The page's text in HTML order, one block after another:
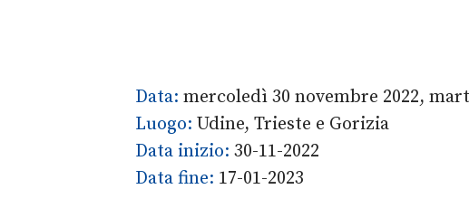
Data: mercoledì 30 novembre 2022,
Luogo: Udine, Trieste e Gorizia
Data inizio: 30-11-2022
Data fine: 17-01-2023